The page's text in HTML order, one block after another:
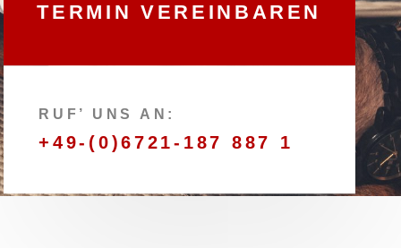
TERMIN VEREINBAREN
RUF’ UNS AN:
+49-(0)6721-187 887 1